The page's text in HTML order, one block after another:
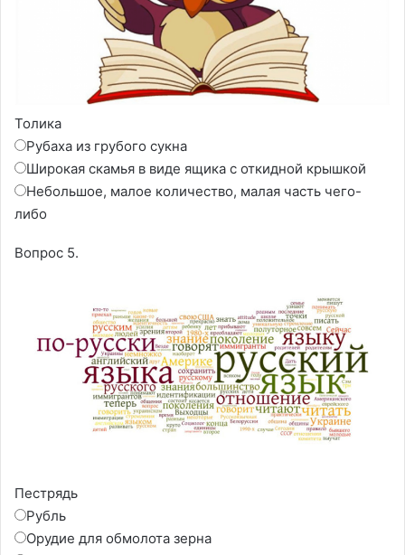
Толика
Рубаха из грубого сукна
Широкая скамья в виде ящика с откидной крышкой
Небольшое, малое количество, малая часть чего-
либо
Вопрос 5.
Пестрядь
Рубль
Орудие для обмолота зерна